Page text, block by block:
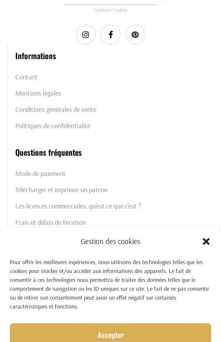
Gestion des cookies
Pour offrir les meilleures expériences, nous utilisons des technologies telles que les
cookies pour stocker et/ou accéder aux informations des appareils. Le fait de
consentir à ces technologies nous permettra de traiter des données telles que le
comportement de navigation ou les ID uniques sur ce site. Le fait de ne pas consentir
ou de retirer son consentement peut avoir un effet négatif sur certaines
caractéristiques et fonctions.
Accepter
Informations
Contact
Mentions légales
Conditions générales de vente
Politiques de confidentialité
Questions fréquentes
Mode de paiement
Télécharger et imprimer un patron
Les licences commerciales, qu'est ce que c'est ?
Frais et délais de livraison
Les patrons
Licences commerciales
Tutos et patrons gratuits